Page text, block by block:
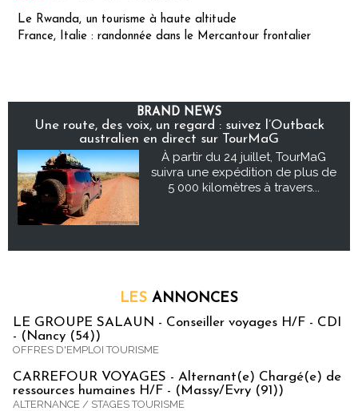
Le Rwanda, un tourisme à haute altitude
France, Italie : randonnée dans le Mercantour frontalier
BRAND NEWS
Une route, des voix, un regard : suivez l’Outback
australien en direct sur TourMaG
À partir du 24 juillet, TourMaG
suivra une expédition de plus de
5 000 kilomètres à travers...
LES ANNONCES
LE GROUPE SALAUN - Conseiller voyages H/F - CDI
- (Nancy (54))
OFFRES D'EMPLOI TOURISME
CARREFOUR VOYAGES - Alternant(e) Chargé(e) de
ressources humaines H/F - (Massy/Evry (91))
ALTERNANCE / STAGES TOURISME